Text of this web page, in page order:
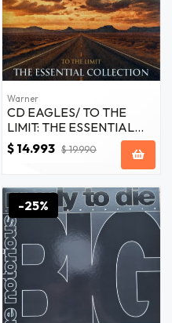
Warner
CD EAGLES/ TO THE
LIMIT: THE ESSENTIAL
COLLECTION 3CD
$ 14.993 $ 19.990
-25%